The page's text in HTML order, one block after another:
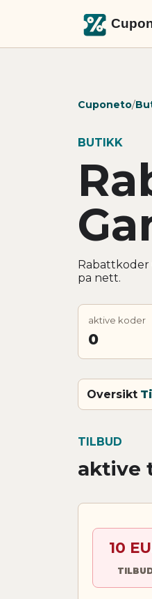
Cuponeto/
BUTIKK
Rabattkoder
pa nett.
aktive koder
0
Oversikt
TILBUD
aktive
10